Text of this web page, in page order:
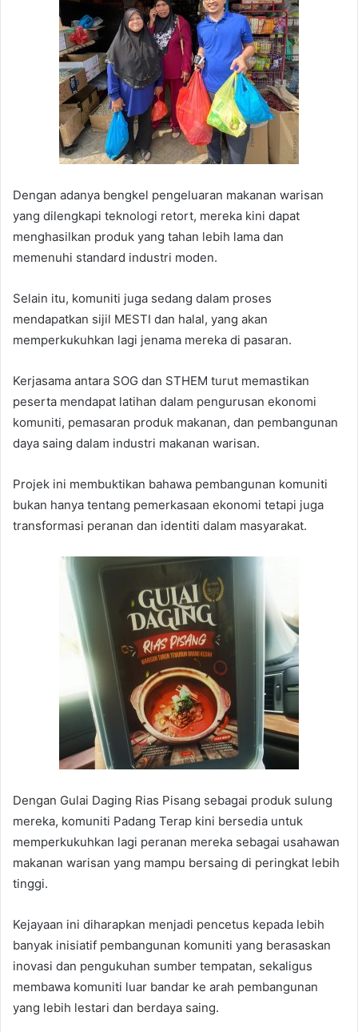
Dengan adanya bengkel pengeluaran makanan warisan
yang dilengkapi teknologi retort, mereka kini dapat
menghasilkan produk yang tahan lebih lama dan
memenuhi standard industri moden.
Selain itu, komuniti juga sedang dalam proses
mendapatkan sijil MESTI dan halal, yang akan
memperkukuhkan lagi jenama mereka di pasaran.
Kerjasama antara SOG dan STHEM turut memastikan
peserta mendapat latihan dalam pengurusan ekonomi
komuniti, pemasaran produk makanan, dan pembangunan
daya saing dalam industri makanan warisan.
Projek ini membuktikan bahawa pembangunan komuniti
bukan hanya tentang pemerkasaan ekonomi tetapi juga
transformasi peranan dan identiti dalam masyarakat.
Dengan Gulai Daging Rias Pisang sebagai produk sulung
mereka, komuniti Padang Terap kini bersedia untuk
memperkukuhkan lagi peranan mereka sebagai usahawan
makanan warisan yang mampu bersaing di peringkat lebih
tinggi.
Kejayaan ini diharapkan menjadi pencetus kepada lebih
banyak inisiatif pembangunan komuniti yang berasaskan
inovasi dan pengukuhan sumber tempatan, sekaligus
membawa komuniti luar bandar ke arah pembangunan
yang lebih lestari dan berdaya saing.